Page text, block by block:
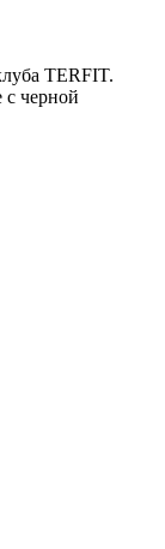
TERFIT.
с черной